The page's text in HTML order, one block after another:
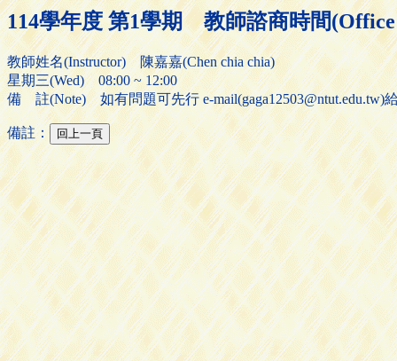
114學年度 第1學期 教師諮商時間
教師姓名(Instructor) 陳嘉嘉(Chen chia chia)
星期三(Wed) 08:00 ~ 12:00
備 註(Note) 如有問題可先行 e-mail(gaga12503@ntut.edu.tw)
備註：